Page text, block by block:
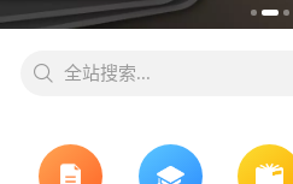
全站搜索...